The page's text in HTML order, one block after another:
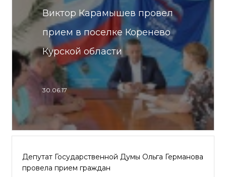
Виктор Карамышев провел
прием в поселке Коренево
Курской области
30.06.17
Депутат Государственной Думы Ольга Германова
провела прием граждан